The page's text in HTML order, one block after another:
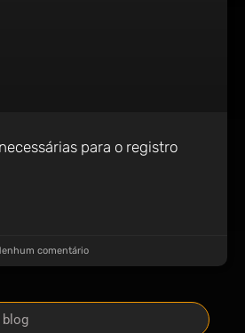
para o registro
comentário